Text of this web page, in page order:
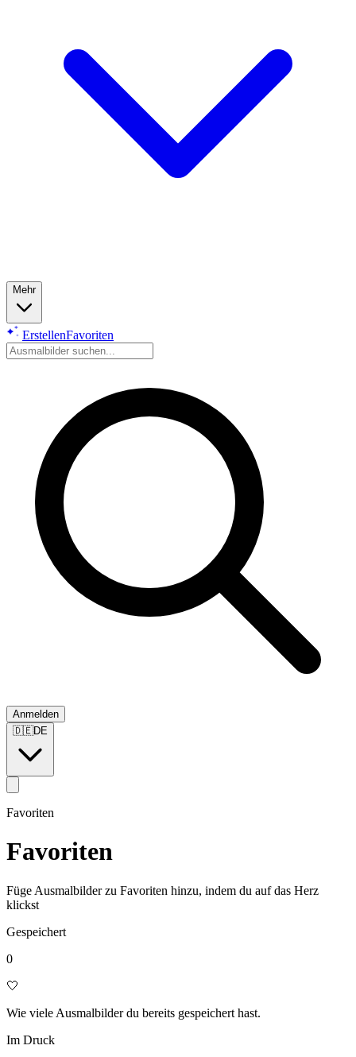
Mehr
ErstellenFavoriten
Anmelden
🇩🇪DE
Favoriten
Favoriten
Füge Ausmalbilder zu Favoriten hinzu, indem du auf das Herz
klickst
Gespeichert
0
🤍
Wie viele Ausmalbilder du bereits gespeichert hast.
Im Druck